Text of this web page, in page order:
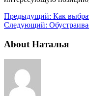
Предыдущий: Как
Следующий:
About Наталья